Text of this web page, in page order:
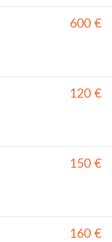
600 €
120 €
150 €
160 €